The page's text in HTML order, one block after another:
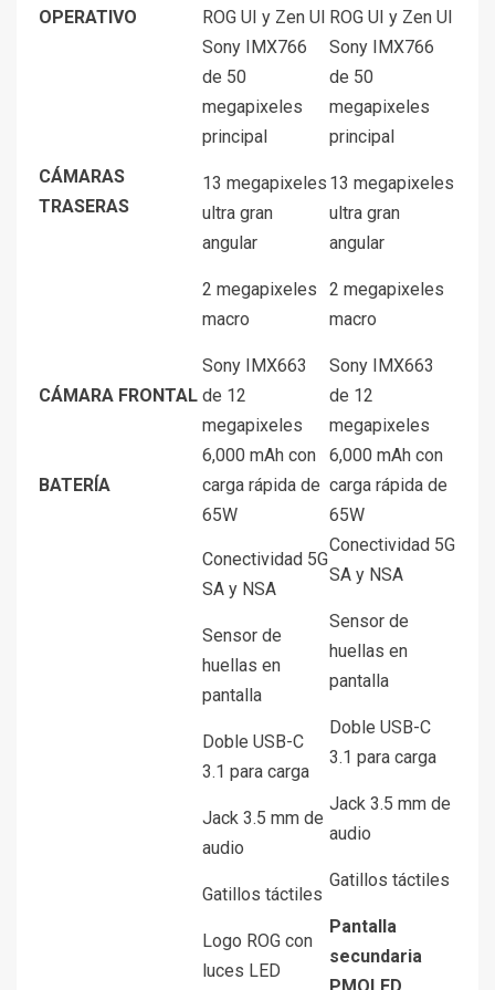
OPERATIVO
ROG UI y Zen UI ROG UI y Zen UI
CÁMARAS
TRASERAS
Sony IMX766
de 50
megapixeles
principal
13 megapixeles
ultra gran
angular
2 megapixeles
macro
Sony IMX766
de 50
megapixeles
principal
13 megapixeles
ultra gran
angular
2 megapixeles
macro
CÁMARA FRONTAL
Sony IMX663
de 12
megapixeles
Sony IMX663
de 12
megapixeles
BATERÍA
6,000 mAh con
carga rápida de
65W
6,000 mAh con
carga rápida de
65W
Conectividad 5G
SA y NSA
Sensor de
huellas en
pantalla
Doble USB-C
3.1 para carga
Jack 3.5 mm de
audio
Gatillos táctiles
Logo ROG con
luces LED
Conectividad 5G
SA y NSA
Sensor de
huellas en
pantalla
Doble USB-C
3.1 para carga
Jack 3.5 mm de
audio
Gatillos táctiles
Pantalla
secundaria